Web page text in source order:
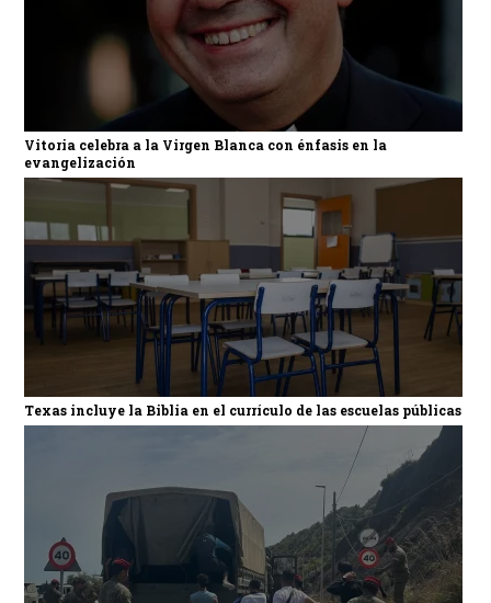
Vitoria celebra a la Virgen Blanca con énfasis en la
evangelización
Texas incluye la Biblia en el currículo de las escuelas públicas